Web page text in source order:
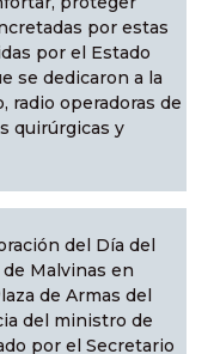
por estas
por el Estado
se dedicaron a la
radio operadoras de
quirúrgicas y
del Día del
Malvinas en
de Armas del
del ministro de
por el Secretario